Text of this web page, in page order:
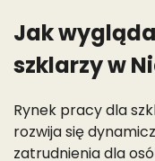
Jak
szklarzy w
Rynek pracy dla
rozwija się
zatrudnienia dla